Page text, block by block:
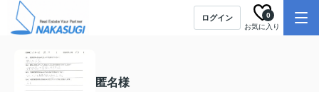
ログイン
お気に入り
0
匿名様